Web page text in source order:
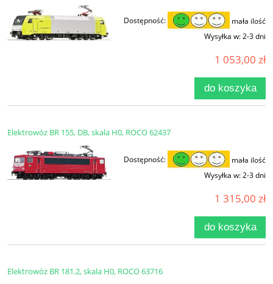
Dostępność:
mała ilość
Wysyłka w:2-3 dni
1 053,00 zł
do koszyka
Elektrowóz BR 155, DB, skala H0, ROCO 62437
Dostępność:
mała ilość
Wysyłka w:2-3 dni
1 315,00 zł
do koszyka
Elektrowóz BR 181.2, skala H0, ROCO 63716